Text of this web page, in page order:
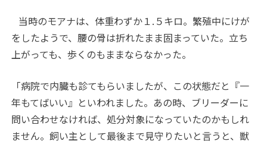
当時のモアナは、体重わずか１. ５キロ。繁殖中にけが
をしたようで、腰の骨は折れたまま固まっていた。立ち
上がっても、歩くのもままならなかった。
「病院で内臓も診てもらいましたが、この状態だと『一
年もてばいい』といわれました。あの時、ブリーダーに
問い合わせなければ、処分対象になっていたのかもしれ
ません。飼い主として最後まで見守りたいと言うと、獣